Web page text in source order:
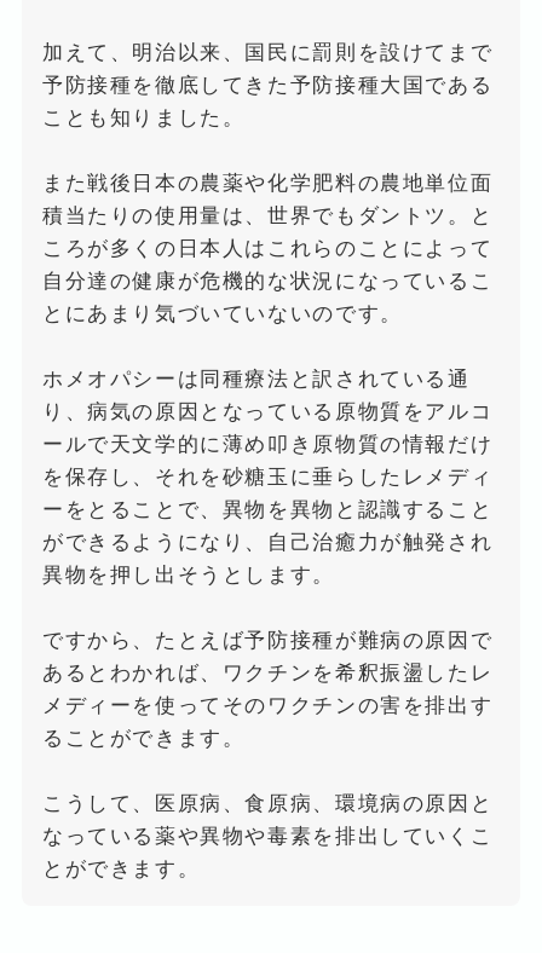
加えて、明治以来、国民に罰則を設けてまで
予防接種を徹底してきた予防接種大国である
ことも知りました。
また戦後日本の農薬や化学肥料の農地単位面
積当たりの使用量は、世界でもダントツ。と
ころが多くの日本人はこれらのことによって
自分達の健康が危機的な状況になっているこ
とにあまり気づいていないのです。
ホメオパシーは同種療法と訳されている通
り、病気の原因となっている原物質をアルコ
ールで天文学的に薄め叩き原物質の情報だけ
を保存し、それを砂糖玉に垂らしたレメディ
ーをとることで、異物を異物と認識すること
ができるようになり、自己治癒力が触発され
異物を押し出そうとします。
ですから、たとえば予防接種が難病の原因で
あるとわかれば、ワクチンを希釈振盪したレ
メディーを使ってそのワクチンの害を排出す
ることができます。
こうして、医原病、食原病、環境病の原因と
なっている薬や異物や毒素を排出していくこ
とができます。